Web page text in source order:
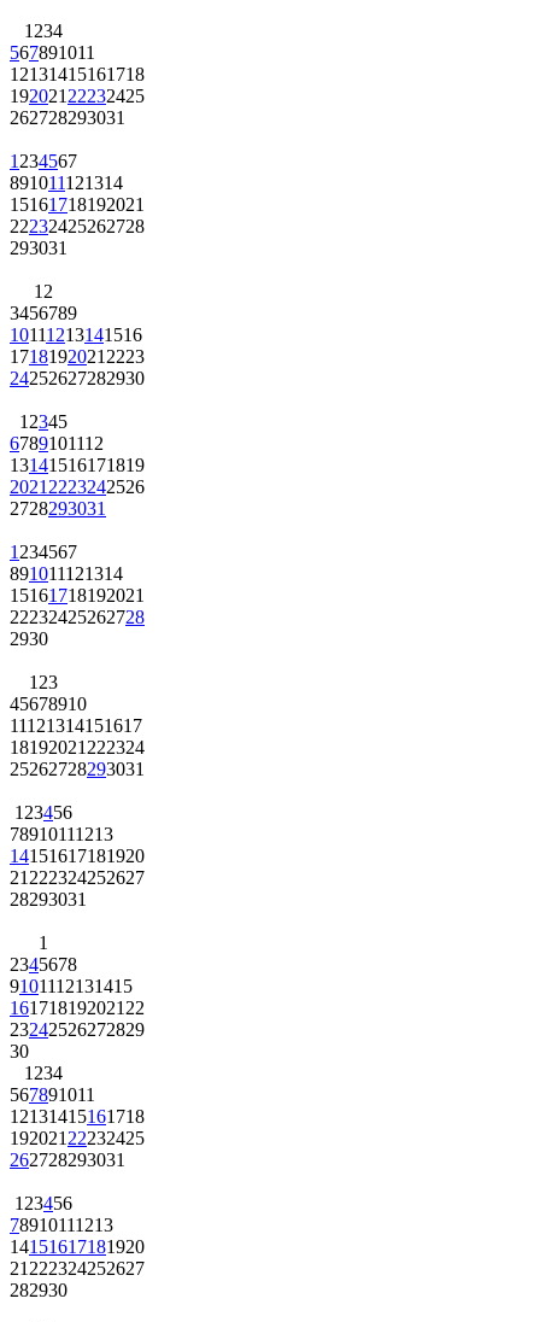
1 234
567891011
12131415161718
192021 22232425
262728293031
1 234567
891011121314
15161718192021
22232425262728
293031
1 2
3456789
10111213141516
1718192021 2223
24252627282930
1 2345
6789101112
13141516171819
2021 2223242526
2728293031
1 234567
891011121314
15161718192021
22232425262728
2930
1 23
45678910
11121314151617
18192021 222324
25262728293031
1 23456
78910111213
14151617181920
21 222324252627
28293031
1
2345678
9101112131415
161718192021 22
23242526272829
30
1 234
567891011
12131415161718
192021 22232425
262728293031
1 23456
78910111213
14151617181920
21 222324252627
282930